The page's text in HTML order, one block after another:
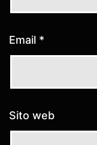
Email *
Sito web